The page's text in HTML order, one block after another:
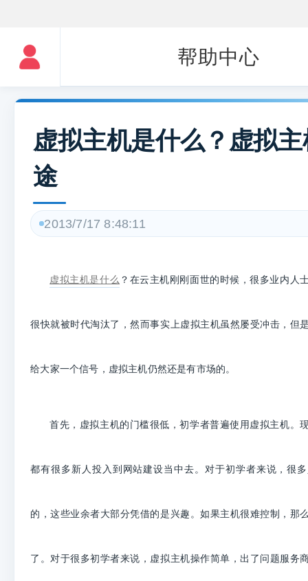
帮助中心
虚拟主机是什么？虚拟
途
2013/7/17 8:48:11
虚拟主机是什么 ？在云主机刚刚面世的时候，很多业内人
很快就被时代淘汰了，然而事实上虚拟主机虽然屡受冲击，但
给大家一个信号，虚拟主机仍然还是有市场的。
首先，虚拟主机的门槛很低，初学者普遍使用虚拟主机。
都有很多新人投入到网站建设当中去。对于初学者来说，很
的，这些业余者大部分凭借的是兴趣。如果主机很难控制，那
了。对于很多初学者来说，虚拟主机操作简单，出了问题服务